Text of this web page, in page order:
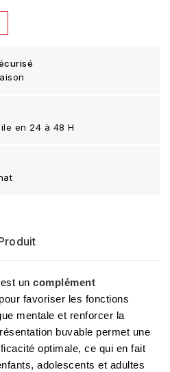
en 24 à 48 H
est un complément
favoriser les fonctions
mentale et renforcer la
buvable permet une
optimale, ce qui en fait
adolescents et adultes